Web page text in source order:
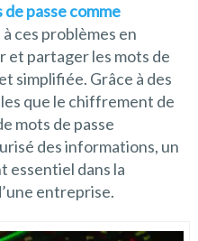
passe comme
ces problèmes en
et partager les mots de
simplifiée. Grâce à des
que le chiffrement de
mots de passe
des informations, un
essentiel dans la
entreprise.